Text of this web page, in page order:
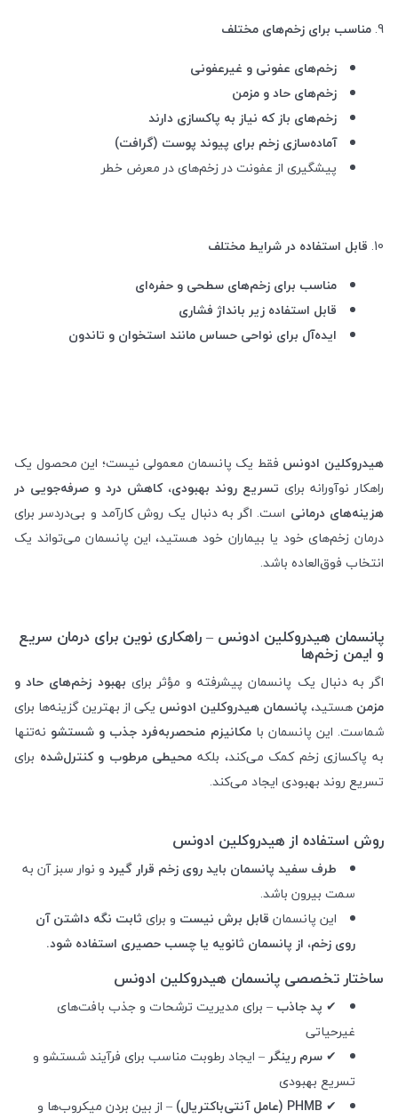
9. مناسب برای زخم‌های مختلف
زخم‌های عفونی و غیرعفونی
زخم‌های حاد و مزمن
زخم‌های باز که نیاز به پاکسازی دارند
آماده‌سازی زخم برای پیوند پوست (گرافت)
پیشگیری از عفونت در زخم‌های در معرض خطر
10. قابل استفاده در شرایط مختلف
مناسب برای زخم‌های سطحی و حفره‌ای
قابل استفاده زیر بانداژ فشاری
ایده‌آل برای نواحی حساس مانند استخوان و تاندون
هیدروکلین ادونس فقط یک پانسمان معمولی نیست؛ این محصول یک
راهکار نوآورانه برای تسریع روند بهبودی، کاهش درد و صرفه‌جویی در
هزینه‌های درمانی است. اگر به دنبال یک روش کارآمد و بی‌دردسر برای
درمان زخم‌های خود یا بیماران خود هستید، این پانسمان می‌تواند یک
انتخاب فوق‌العاده باشد.
پانسمان هیدروکلین ادونس – راهکاری نوین برای درمان سریع
و ایمن زخم‌ها
اگر به دنبال یک پانسمان پیشرفته و مؤثر برای بهبود زخم‌های حاد و
مزمن هستید، پانسمان هیدروکلین ادونس یکی از بهترین گزینه‌ها برای
شماست. این پانسمان بامکانیزم منحصربه‌فرد جذب و شستشو نه‌تنها
به پاکسازی زخم کمک می‌کند، بلکه محیطی مرطوب و کنترل‌شده برای
تسریع روند بهبودی ایجاد می‌کند.
روش استفاده از هیدروکلین ادونس
طرف سفید پانسمان باید روی زخم قرار گیرد و نوار سبز آن به
سمت بیرون باشد.
این پانسمان قابل برش نیست و برای ثابت نگه داشتن آن
روی زخم، از پانسمان ثانویه یا چسب حصیری استفاده شود.
ساختار تخصصی پانسمان هیدروکلین ادونس
✔ پد جاذب – برای مدیریت ترشحات و جذب بافت‌های
غیرحیاتی
✔ سرم رینگر– ایجاد رطوبت مناسب برای فرآیند شستشو و
تسریع بهبودی
✔ PHMB (عامل آنتی‌باکتریال)
– از بین بردن میکروب‌ها و